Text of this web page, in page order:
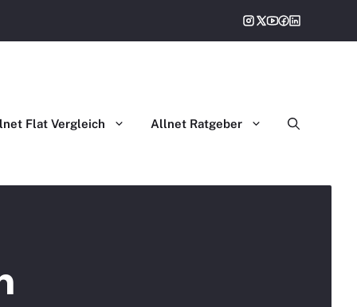
Flat Vergleich Allnet Ratgeber